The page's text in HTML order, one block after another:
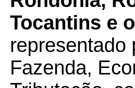
Tocantins e
representado
Fazenda,